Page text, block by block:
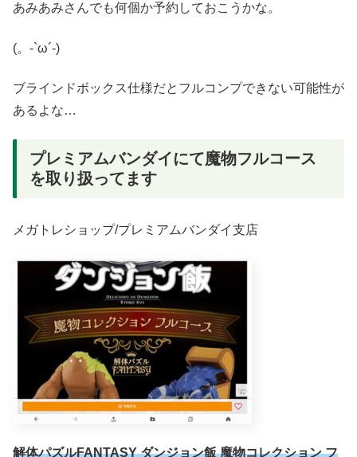
あみあみさんでも何個か予約しておこうかな。
(。-`ω´-)
ブラインドボックス仕様だとフルコンプできない可能性が
あるよな…
プレミアムバンダイにて魔物フルコース
を取り扱ってます
メガトレショップ/プレミアムバンダイ支店
解体パズルFANTASY ダンジョン飯 魔物コレクション フ